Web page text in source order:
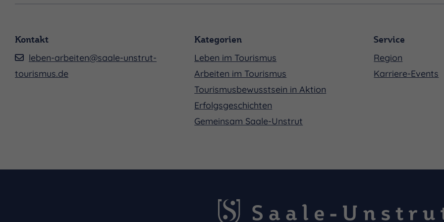
Kontakt
leben-arbeiten@saale-unstrut-
tourismus.de
Kategorien
Leben im Tourismus
Arbeiten im Tourismus
Tourismusbewusstsein in Aktion
Erfolgsgeschichten
Gemeinsam Saale-Unstrut
Service
Region
Karriere-Events